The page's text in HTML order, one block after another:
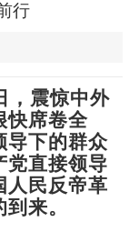
行
，震惊中外
快席卷全
导下的群众
党直接领导
人民反帝革
来。